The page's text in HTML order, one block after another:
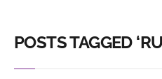
POSTS TAGGED